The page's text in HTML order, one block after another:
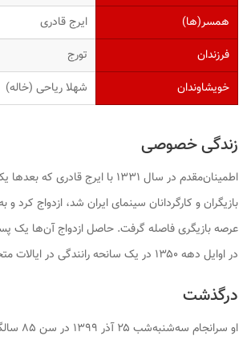
همسر(ها)
ایرج قادری
فرزندان
تورج
خویشاوندان
شهلا ریاحی (خاله)
زندگی خصوصی
اطمینان‌مقدم در سال ۱۳۳۱ با ایرج قادری
بازیگران و کارگردانان سینمای ایران شد، ازدواج کرد
عرصه بازیگری فاصله گرفت. حاصل ازدواج آن‌ها یک
در اوایل دهه ۱۳۵۰ در یک سانحه رانندگی در ایالات متحده آمریکا درگذشت.
درگذشت
او